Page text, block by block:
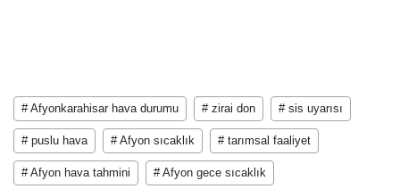
# Afyonkarahisar hava durumu # zirai don # sis uyarısı
# puslu hava # Afyon sıcaklık # tarımsal faaliyet
# Afyon hava tahmini # Afyon gece sıcaklık